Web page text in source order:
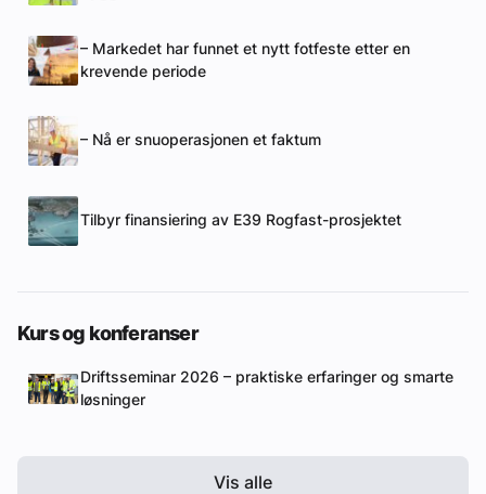
– Markedet har funnet et nytt fotfeste etter en
krevende periode
– Nå er snuoperasjonen et faktum
Tilbyr finansiering av E39 Rogfast-prosjektet
Kurs og konferanser
Driftsseminar 2026 – praktiske erfaringer og smarte
løsninger
Vis alle